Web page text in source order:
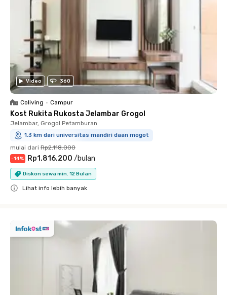
Video 360
Coliving • Campur
Kost Rukita Rukosta Jelambar Grogol
Jelambar, Grogol Petamburan
1.3 km dari universitas mandiri daan mogot
mulai dari Rp2.118.000
-14% Rp1.816.200 /bulan
Diskon sewa min. 12 Bulan
Lihat info lebih banyak